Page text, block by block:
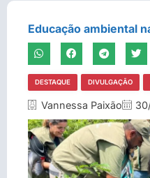
Educação ambiental
DESTAQUE DIVULGAÇÃO
Vannessa Paixão